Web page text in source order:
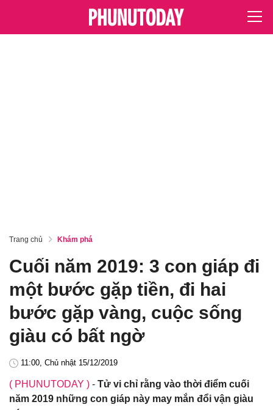
Trang chủ Khám phá
Cuối năm 2019: 3 con giáp đi
một bước gặp tiền, đi hai
bước gặp vàng, cuộc sống
giàu có bất ngờ
11:00, Chủ nhật 15/12/2019
( PHUNUTODAY ) - Tử vi chỉ rằng vào thời điểm cuối
năm 2019 những con giáp này may mắn đổi vận giàu